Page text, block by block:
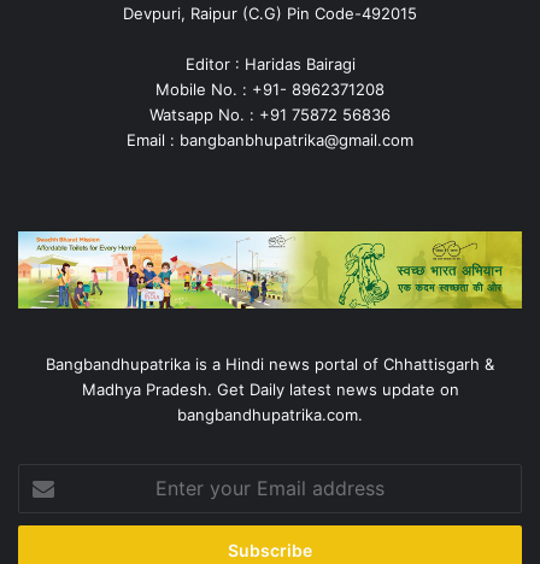
Devpuri, Raipur (C.G) Pin Code-492015
Editor : Haridas Bairagi
Mobile No. : +91- 8962371208
Watsapp No. : +91 75872 56836
Email : bangbanbhupatrika@gmail.com
Bangbandhupatrika is a Hindi news portal of Chhattisgarh &
Madhya Pradesh. Get Daily latest news update on
bangbandhupatrika.com.
your
Email